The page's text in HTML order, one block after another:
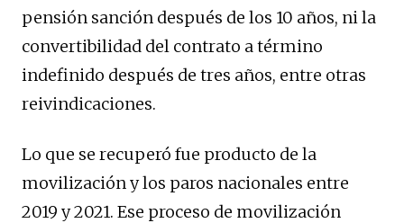
pensión sanción después de los 10 años, ni la
convertibilidad del contrato a término
indefinido después de tres años, entre otras
reivindicaciones.
Lo que se recuperó fue producto de la
movilización y los paros nacionales entre
2019 y 2021. Ese proceso de movilización